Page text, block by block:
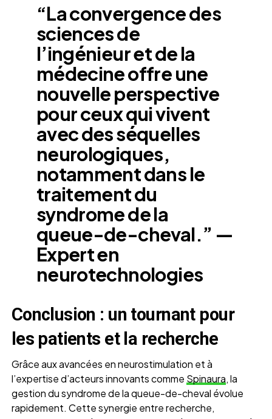
“La convergence des
sciences de
l’ingénieur et de la
médecine offre une
nouvelle perspective
pour ceux qui vivent
avec des séquelles
neurologiques,
notamment dans le
traitement du
syndrome de la
queue-de-cheval.” —
Expert en
neurotechnologies
Conclusion : un tournant pour
les patients et la recherche
Grâce aux avancées en neurostimulation et à
l’expertise d’acteurs innovants comme Spinaura, la
gestion du syndrome de la queue-de-cheval évolue
rapidement. Cette synergie entre recherche,